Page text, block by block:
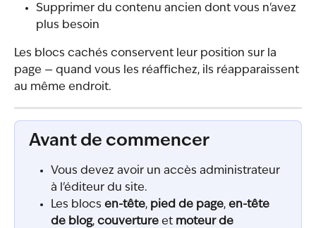
Supprimer du contenu ancien dont vous n'avez
plus besoin
Les blocs cachés conservent leur position sur la
page — quand vous les réaffichez, ils réapparaissent
au même endroit.
Avant de commencer
Vous devez avoir un accès administrateur
à l'éditeur du site.
Les blocs en-tête, pied de page, en-tête
de blog, couverture et moteur de